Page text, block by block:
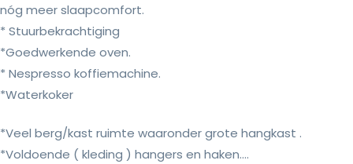
nóg meer slaapcomfort.
* Stuurbekrachtiging
*Goedwerkende oven.
* Nespresso koffiemachine.
*Waterkoker
*Veel berg/kast ruimte waaronder grote hangkast .
*Voldoende ( kleding ) hangers en haken....